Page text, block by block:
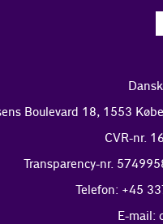
Boulevard 18, 1553
CVR-nr.
Transparency-nr.
Telefon: +45
E-mail: